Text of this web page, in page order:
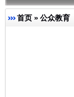
首页 » 公众教育